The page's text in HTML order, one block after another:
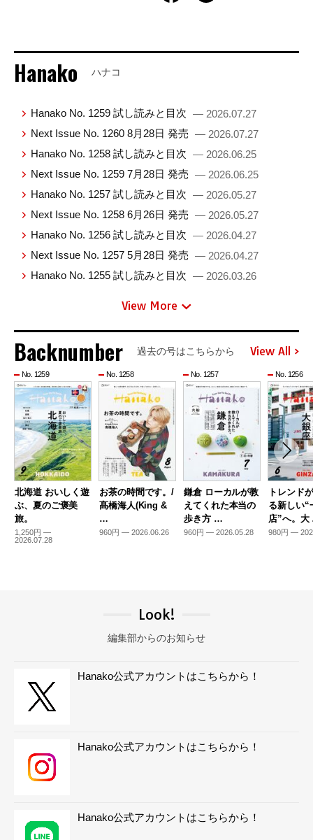
Hanako ハナコ
Hanako No. 1259 試し読みと目次 — 2026.07.27
Next Issue No. 1260 8月28日 発売 — 2026.07.27
Hanako No. 1258 試し読みと目次 — 2026.06.25
Next Issue No. 1259 7月28日 発売 — 2026.06.25
Hanako No. 1257 試し読みと目次 — 2026.05.27
Next Issue No. 1258 6月26日 発売 — 2026.05.27
Hanako No. 1256 試し読みと目次 — 2026.04.27
Next Issue No. 1257 5月28日 発売 — 2026.04.27
Hanako No. 1255 試し読みと目次 — 2026.03.26
View More
Backnumber 過去の号はこちらから View All
No. 1259
北海道 おいしく遊
ぶ、夏のご褒美
旅。
1,250円 —
2026.07.28
No. 1258
お茶の時間です。/
髙橋海人(King &
…
960円 — 2026.06.26
No. 1257
鎌倉 ローカルが教
えてくれた本当の
歩き方 …
960円 — 2026.05.28
No. 1256
トレンド
る新しい“
店”へ。
980円 —
Look!
編集部からのお知らせ
Hanako公式アカウントはこちらから！
Hanako公式アカウントはこちらから！
Hanako公式アカウントはこちらから！